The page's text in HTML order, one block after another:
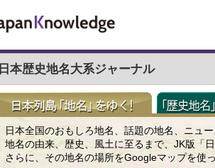
日本歴史地名大系ジャーナル
日本全国のおもしろ地名、話題の地名、ニュ
地名の由来、歴史、風土に至るまで、JK版「
さらに、その地名の場所をGoogleマップを使